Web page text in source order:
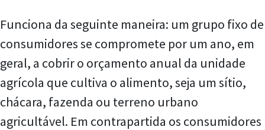
Funciona da seguinte maneira: um grupo fixo de
consumidores se compromete por um ano, em
geral, a cobrir o orçamento anual da unidade
agrícola que cultiva o alimento, seja um sítio,
chácara, fazenda ou terreno urbano
agricultável. Em contrapartida os consumidores